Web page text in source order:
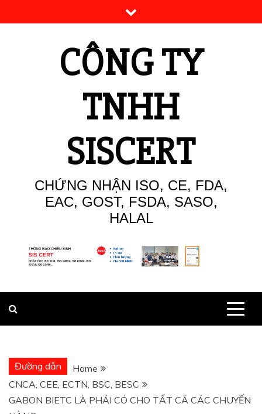
to
CÔNG TY
TNHH
SISCERT
CHỨNG NHẬN ISO, CE, FDA,
EAC, GOST, FSDA, SASO,
HALAL
Đường dẫn
Home
CNCA, CEE, ECTN, BSC, BESC
GABON BIETC LÀ PHẢI CÓ CHO TẤT CẢ CÁC CHUYẾN